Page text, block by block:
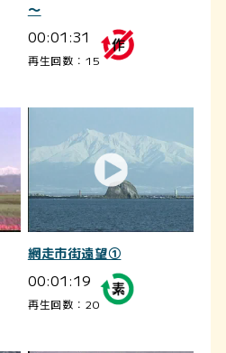
～
00:01:31
再生回数：15
網走市街遠望①
00:01:19
再生回数：20